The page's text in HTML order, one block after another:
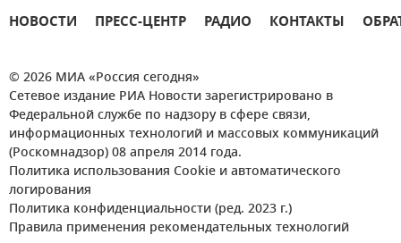
НОВОСТИ ПРЕСС-ЦЕНТР РАДИО КОНТАКТЫ
© 2026 МИА «Россия сегодня»
Сетевое издание РИА Новости зарегистрировано в
Федеральной службе по надзору в сфере связи,
информационных технологий и массовых коммуникаций
(Роскомнадзор) 08 апреля 2014 года.
Политика использования Cookie и автоматического
логирования
Политика конфиденциальности (ред. 2023 г.)
Правила применения рекомендательных технологий